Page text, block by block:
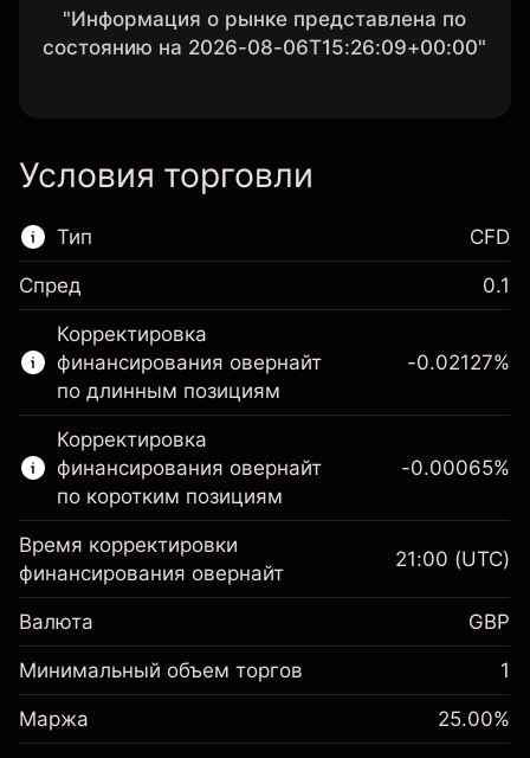
"Информация о рынке представлена по
состоянию на 2026-08-06T15:26:09+00:00"
Условия торговли
Тип
Этот финансовый рынок доступен для
торговли CFD.
Подробнее о:
CFD
CFD
Спред 0.1
Корректировка
финансирования овернайт
по длинным позициям
Маржа. Ваши
инвестиции
£1,000.00
Корректировка за
овернайт
Сборы рассчитываются от
полной стоимости позиции
%
(-£0.85)
-0.02127%
Корректировка
финансирования овернайт
по коротким позициям
Маржа. Ваши
инвестиции
£1,000.00
-0.00065%
Время корректировки
финансирования овернайт
21:00 (UTC)
Валюта GBP
Минимальный объем торгов 1
Маржа 25.00%